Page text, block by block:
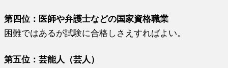
第四位：医師や弁護士などの国家資格職業
困難ではあるが試験に合格しさえすればよい。
第五位：芸能人（芸人）